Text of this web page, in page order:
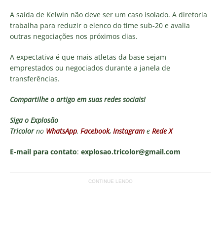
A saída de Kelwin não deve ser um caso isolado. A diretoria
trabalha para reduzir o elenco do time sub-20 e avalia
outras negociações nos próximos dias.
A expectativa é que mais atletas da base sejam
emprestados ou negociados durante a janela de
transferências.
Compartilhe o artigo em suas redes sociais!
Siga o Explosão
Tricolorno WhatsApp, Facebook, Instagram e Rede X
E-mail para contato: explosao.tricolor@gmail.com
CONTINUE LENDO